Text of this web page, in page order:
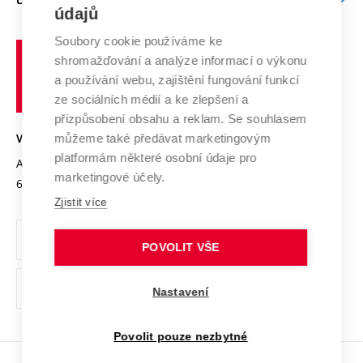
E-přihláška
Systém zajišťování kvality výzkumu
Výzkumné infrastruktury
Transfer znalostí
Open Science
Projekty
Projekty ze strukturálních fondů
Specifický výzkum
Zahraniční spolupráce
Spolupráce se školami
Služby univerzity
Mezinárodní dohody
Univerzitní sítě
Profil univerzity
Udržitelná univerzita
Podnikavá univerzita / ContriBUTe
Bezpečná univerzita
Vyznamenání
Organizační struktura
Ochrana osobních údajů
odkaz)
učení
technické
Brně
VYSOKÉ UČENÍ TECHNICKÉ V BRNĚ
Antonínská 548/1
602 00 Brno
www.vut.cz
vut@vutbr.cz
údajů
Soubory cookie používáme ke
shromažďování a analýze informací o výkonu
a používání webu, zajištění fungování funkcí
ze sociálních médií a ke zlepšení a
přizpůsobení obsahu a reklam. Se souhlasem
můžeme také předávat marketingovým
platformám některé osobní údaje pro
marketingové účely.
Zjistit více
POVOLIT VŠE
Nastavení
Povolit pouze nezbytné